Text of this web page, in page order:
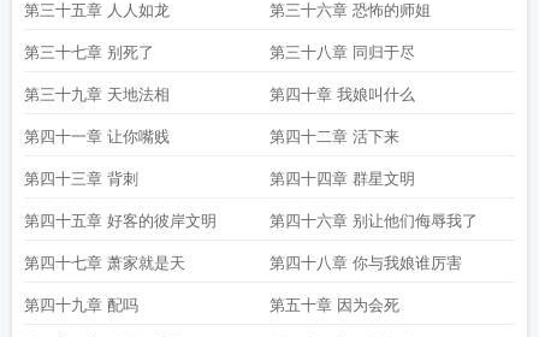
第三十五章 人人如龙 第三十六章 恐怖的师姐
第三十七章 别死了 第三十八章 同归于尽
第三十九章 天地法相 第四十章 我娘叫什么
第四十一章 让你嘴贱 第四十二章 活下来
第四十三章 背刺 第四十四章 群星文明
第四十五章 好客的彼岸文明 第四十六章 别让他们侮辱我了
第四十七章 萧家就是天 第四十八章 你与我娘谁厉害
第四十九章 配吗 第五十章 因为会死